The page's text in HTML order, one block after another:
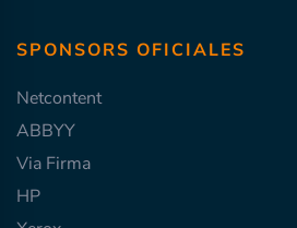
SPONSORS OFICIALES
Netcontent
ABBYY
Via Firma
HP